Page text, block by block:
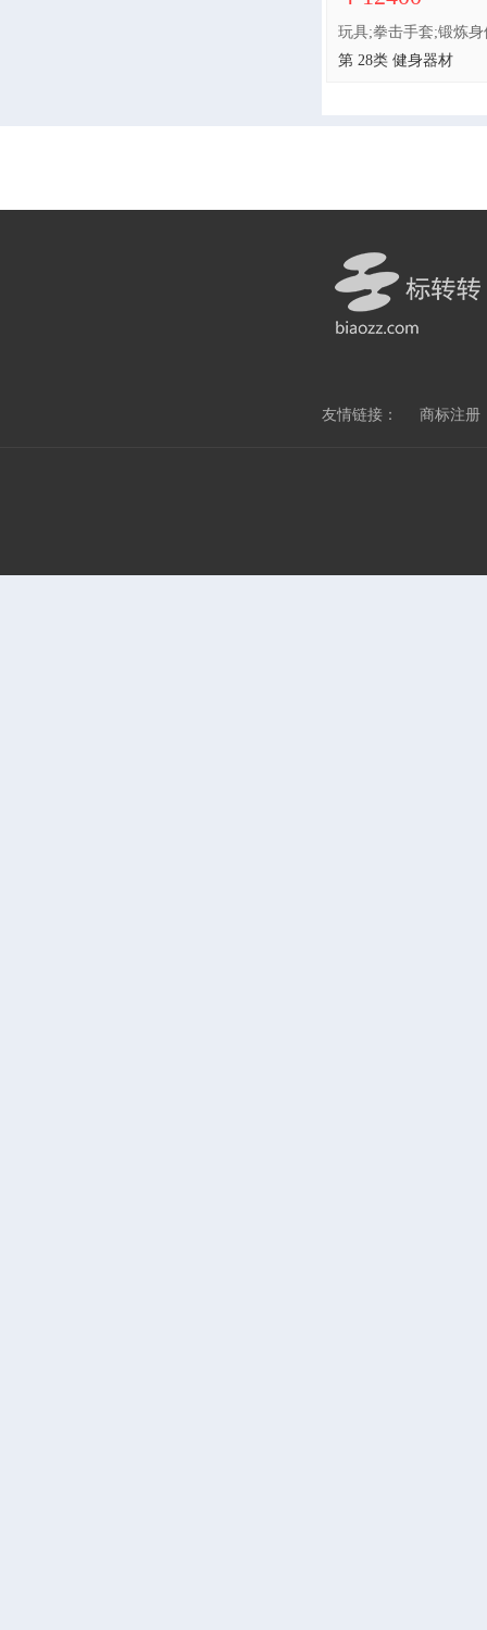
第 28类 健身器材
友情链接： 商标注册